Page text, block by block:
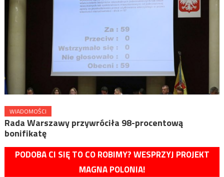
WIADOMOŚCI
Rada Warszawy przywróciła 98-procentową
bonifikatę
PODOBA CI SIĘ TO CO ROBIMY? WESPRZYJ PROJEKT
MAGNA POLONIA!